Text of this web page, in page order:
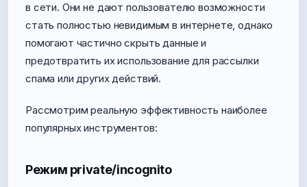
в сети. Они не дают пользователю возможности
стать полностью невидимым в интернете, однако
помогают частично скрыть данные и
предотвратить их использование для рассылки
спама или других действий.
Рассмотрим реальную эффективность наиболее
популярных инструментов:
Режим private/incognito